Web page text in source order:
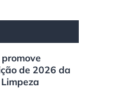
de 2026 da